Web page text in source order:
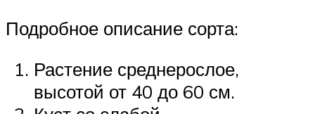
Подробное описание сорта:
Растение среднерослое,
высотой от 40 до 60 см.